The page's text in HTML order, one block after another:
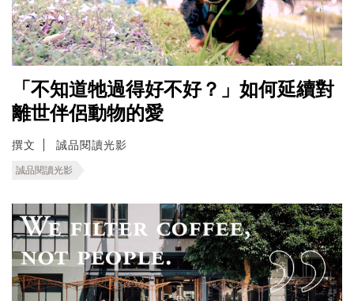
「不知道牠過得好不好？」如何延續對
離世伴侶動物的愛
撰文 誠品閱讀光影
誠品閱讀光影